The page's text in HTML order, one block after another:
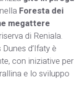
Foresta dei
megattere
di Reniala.
Dunes d’Ifaty è
con iniziative per
e lo sviluppo